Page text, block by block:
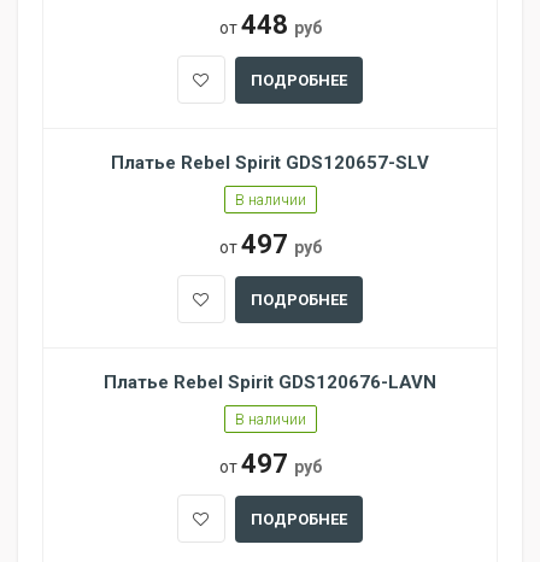
от448 руб
ПОДРОБНЕЕ
Платье Rebel Spirit GDS120657-SLV
В наличии
от497 руб
ПОДРОБНЕЕ
Платье Rebel Spirit GDS120676-LAVN
В наличии
от497 руб
ПОДРОБНЕЕ